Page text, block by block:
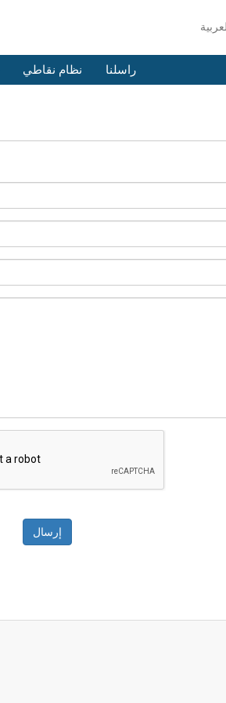
نظام نقاطي راسلنا
إرسال